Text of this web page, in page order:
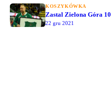
KOSZYKÓWKA
Zastal Zielona Góra
22 gru 2021